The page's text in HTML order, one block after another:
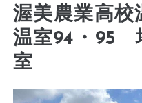
渥美農業高
温室94・95
室